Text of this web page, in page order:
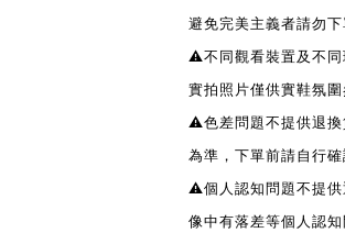
避免完美主義者請勿下
⚠️不同觀看裝置及不同
實拍照片僅供實鞋氛
⚠️色差問題不提供退換
為準，下單前請自行
⚠️個人認知問題不提供
像中有落差等個人認知